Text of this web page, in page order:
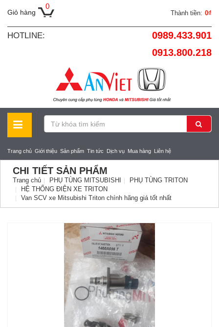
Giỏ hàng
0
Thành tiền: 0₫
HOTLINE:
0989.433.901
0913.800.218
Trang chủ Giới thiệu Sản phẩm Tin tức Dịch vụ Mua hàng Liên hệ
CHI TIẾT SẢN PHẨM
Trang chủ PHỤ TÙNG MITSUBISHI
PHỤ TÙNG TRITON
HỆ THỐNG ĐIỆN XE TRITON
Van SCV xe Mitsubishi Triton chính hãng giá tốt nhất